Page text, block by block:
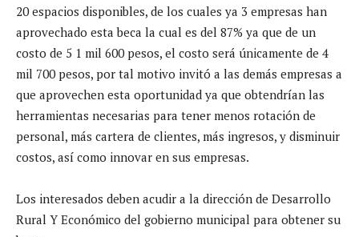
20 espacios disponibles, de los cuales ya 3 empresas han
aprovechado esta beca la cual es del 87% ya que de un
costo de 5 1 mil 600 pesos, el costo será únicamente de 4
mil 700 pesos, por tal motivo invitó a las demás empresas a
que aprovechen esta oportunidad ya que obtendrían las
herramientas necesarias para tener menos rotación de
personal, más cartera de clientes, más ingresos, y disminuir
costos, así como innovar en sus empresas.
Los interesados deben acudir a la dirección de Desarrollo
Rural Y Económico del gobierno municipal para obtener su